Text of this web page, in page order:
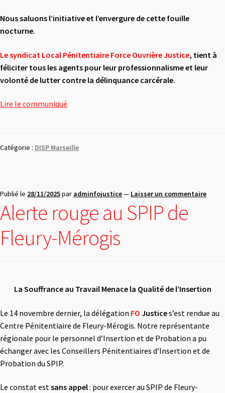
Nous saluons l’initiative et l’envergure de cette fouille
nocturne.
Le syndicat Local Pénitentiaire Force Ouvrière Justice, tient à
féliciter tous les agents pour leur professionnalisme et leur
volonté de lutter contre la délinquance carcérale.
Lire le communiqué
Catégorie : DISP Marseille
Publié le 28/11/2025par adminfojustice— Laisser un commentaire
Alerte rouge au SPIP de
Fleury-Mérogis
La Souffrance au Travail Menace la Qualité de l’Insertion
Le 14 novembre dernier, la délégation FO Justices’est rendue au
Centre Pénitentiaire de Fleury-Mérogis. Notre représentante
régionale pour le personnel d’Insertion et de Probation a pu
échanger avec les Conseillers Pénitentiaires d’Insertion et de
Probation du SPIP.
Le constat estsans appel: pour exercer au SPIP de Fleury-